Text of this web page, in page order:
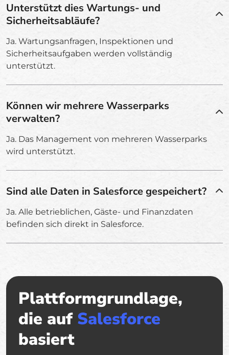
Unterstützt dies Wartungs- und
Sicherheitsabläufe?
Ja. Wartungsanfragen, Inspektionen und
Sicherheitsaufgaben werden vollständig
unterstützt.
Können wir mehrere Wasserparks
verwalten?
Ja. Das Management von mehreren Wasserparks
wird unterstützt.
Sind alle Daten in Salesforce gespeichert?
Ja. Alle betrieblichen, Gäste- und Finanzdaten
befinden sich direkt in Salesforce.
Plattformgrundlage,
die auf Salesforce
basiert